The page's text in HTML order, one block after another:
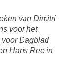
van Dimitri
voor het
voor Dagblad
Hans Ree in